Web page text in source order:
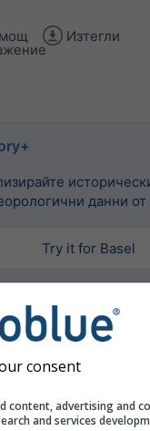
Изтегли
данни от
Try it for Basel
метеорологични
consent
content, advertising and
and services